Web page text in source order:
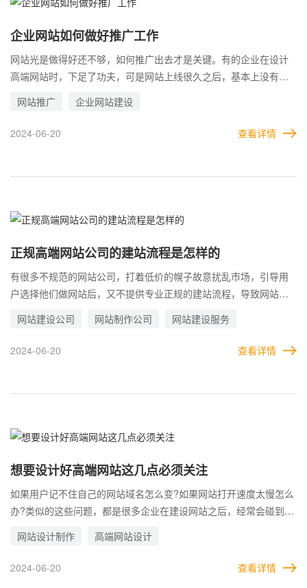
企业网站如何做好推广工作
网站光是做得好还不够，如何推广出去才是关键。有的企业在设计
高端网站时，下足了功夫，可是网站上线很久之后，基本上没有任
化，付费推广以及各种广告推广等，都是网站对外宣发的有效手
段。只有尽可能扩大网站的影响力，用户才会访问网站。此时再利
网站推广 企业网站建设
2024-06-20 查看详情
正规高端网站公司的建站流程是怎样的
有很多不规范的网站公司，打着低价的幌子故意扰乱市场，引导用
户选择他们做网站后，又不提供专业正规的建站流程，导致网站做
规专业的高端网站公司，会与客户详细对接，沟通并确认需求，在
详尽的策划方案下，严格执行高端网站的建站流程，确保做出来的
网站建设公司 网站制作公司 网站建设服务
2024-06-20 查看详情
想要设计好高端网站这几点必须关注
如果用户记不住自己的网站域名怎么变?如果网站打开速度太慢怎么
办?类似的这些问题，都是很多企业在建设网站之后，经常会碰到
情况。 要知道，做网站不是目的，做好一个网站才是目的。要想把
网站做好，就必须要做到该省省该花花。有些必要的支出，必须要
网站设计制作 高端网站设计
2024-06-20 查看详情